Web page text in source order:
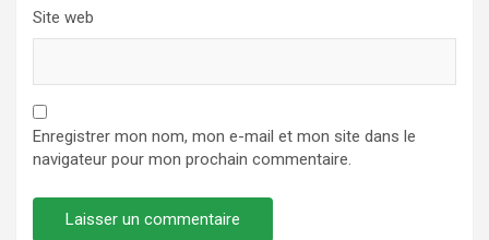
Site web
Enregistrer mon nom, mon e-mail et mon site dans le
navigateur pour mon prochain commentaire.